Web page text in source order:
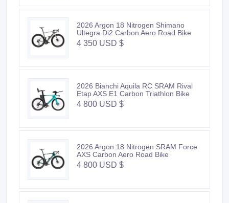
2026 Argon 18 Nitrogen Shimano
Ultegra Di2 Carbon Aero Road Bike
4 350 USD $
2026 Bianchi Aquila RC SRAM Rival
Etap AXS E1 Carbon Triathlon Bike
4 800 USD $
2026 Argon 18 Nitrogen SRAM Force
AXS Carbon Aero Road Bike
4 800 USD $